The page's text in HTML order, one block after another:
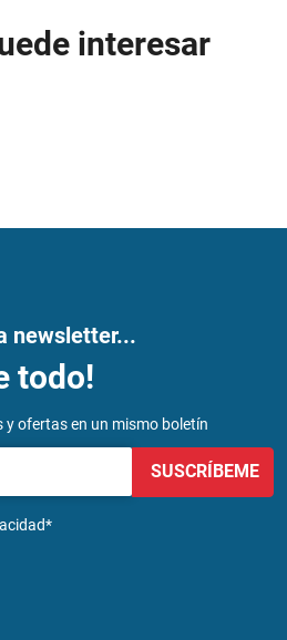
interesar
newsletter...
todo!
y ofertas en un mismo boletín
SUSCRÍBEME